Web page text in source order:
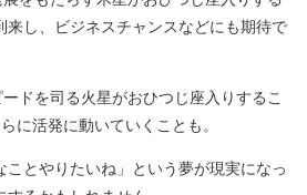
来し、ビジネスチャンスなどにも期待で
ドを司る火星がおひつじ座入りするこ
に活発に動いていくことも。
ことやりたいね」という夢が現実になっ